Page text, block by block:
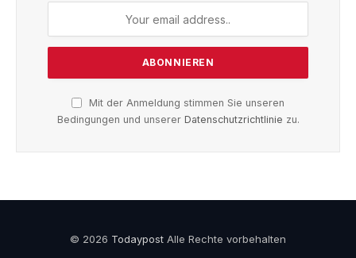
Mit der Anmeldung stimmen Sie unseren
Bedingungen und unserer Datenschutzrichtlinie zu.
© 2026 Todaypost Alle Rechte vorbehalten